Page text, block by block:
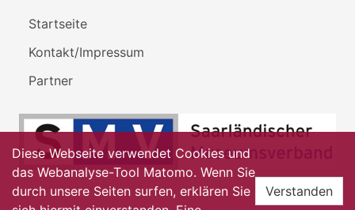
Startseite
Kontakt/Impressum
Partner
Diese Webseite verwendet Cookies und
das Webanalyse-Tool Matomo. Wenn Sie
durch unsere Seiten surfen, erklären Sie
Verstanden